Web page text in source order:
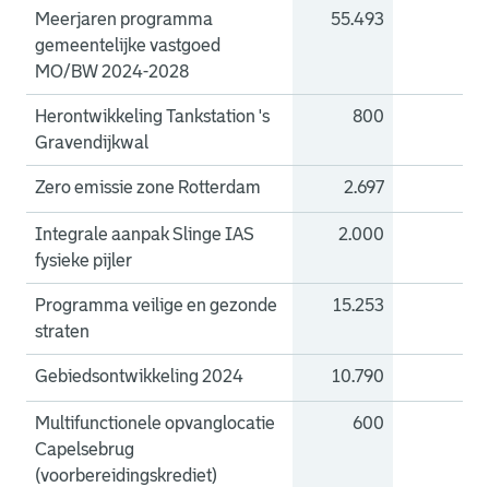
Meerjaren programma
gemeentelijke vastgoed
MO/BW 2024-2028
55.493
Herontwikkeling Tankstation 's
Gravendijkwal
800
Zero emissie zone Rotterdam 2.697
Integrale aanpak Slinge IAS
fysieke pijler
2.000
Programma veilige en gezonde
straten
15.253
Gebiedsontwikkeling 2024 10.790
Multifunctionele opvanglocatie
Capelsebrug
(voorbereidingskrediet)
600